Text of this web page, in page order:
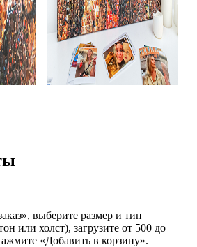
выберите размер и тип
или холст), загрузите от 500 до
«Добавить в корзину».